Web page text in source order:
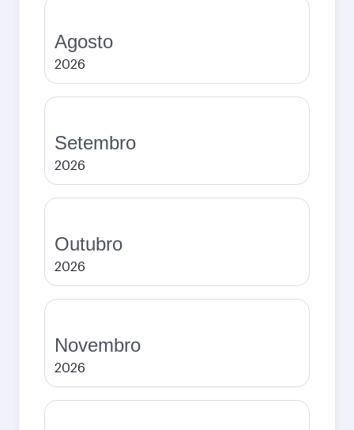
Agosto
2026
Setembro
2026
Outubro
2026
Novembro
2026